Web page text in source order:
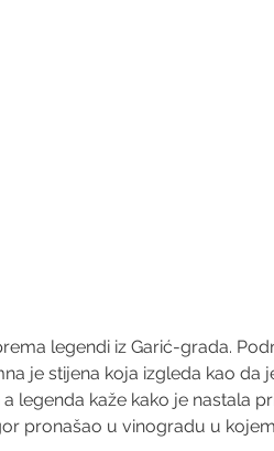
legendi iz Garić-grada.
je stijena koja izgleda kao da
legenda kaže kako je nastala
pronašao u vinogradu u